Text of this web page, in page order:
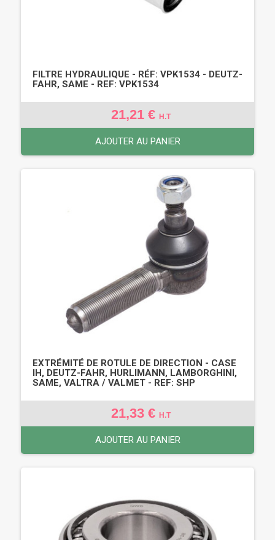
FILTRE HYDRAULIQUE - RÉF: VPK1534 - DEUTZ-
FAHR, SAME - REF: VPK1534
21,21 € H.T
AJOUTER AU PANIER
EXTRÉMITÉ DE ROTULE DE DIRECTION - CASE
IH, DEUTZ-FAHR, HURLIMANN, LAMBORGHINI,
SAME, VALTRA / VALMET - REF: SHP
21,33 € H.T
AJOUTER AU PANIER